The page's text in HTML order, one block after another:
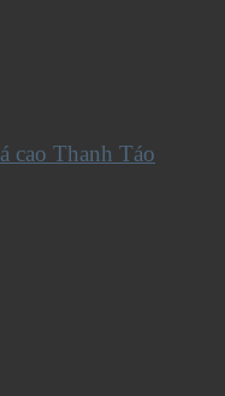
cao Thanh Táo